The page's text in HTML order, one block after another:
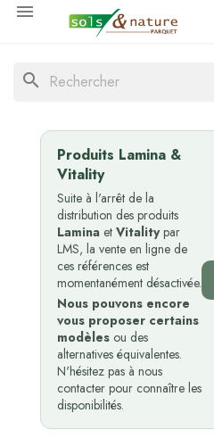

search
Produits Lamina &
Vitality
Suite à l'arrêt de la
distribution des produits
Lamina et Vitalitypar
LMS, la vente en ligne de
ces références est
momentanément désactivée.
Nous pouvons encore
vous proposer certains
modèles ou des
alternatives équivalentes.
N'hésitez pas à nous
contacter pour connaître les
disponibilités.